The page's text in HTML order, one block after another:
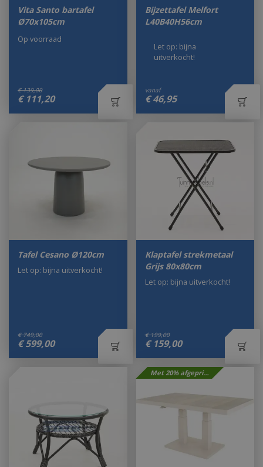
Vita Santo bartafel
Ø70x105cm
€ 139,00
€ 111,20
Op voorraad
Bijzettafel Melfort
L40B40H56cm
vanaf
€ 46,95
Let op: bijna
uitverkocht!
Tafel Cesano Ø120cm
€ 749,00
€ 599,00
Let op: bijna uitverkocht!
Klaptafel strekmetaal
Grijs 80x80cm
€ 199,00
€ 159,00
Let op: bijna uitverkocht!
Met 20% afgeprijsd